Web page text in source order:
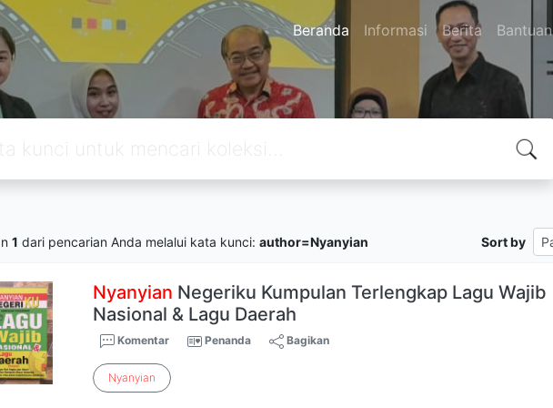
Beranda Informasi Berita Bantuan
1 dari pencarian Anda melalui kata kunci: author=Nyanyian Sort by
Nyanyian Negeriku Kumpulan Terlengkap Lagu Wajib
Nasional & Lagu Daerah
Komentar Penanda Bagikan
Nyanyian